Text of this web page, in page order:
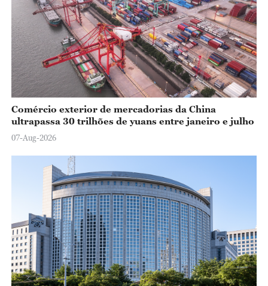
Comércio exterior de mercadorias da China
ultrapassa 30 trilhões de yuans entre janeiro e julho
07-Aug-2026